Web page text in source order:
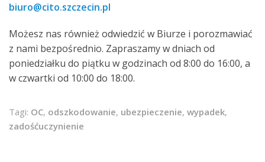
biuro@cito.szczecin.pl
Możesz nas również odwiedzić w Biurze i porozmawiać
z nami bezpośrednio. Zapraszamy w dniach od
poniedziałku do piątku w godzinach od 8:00 do 16:00, a
w czwartki od 10:00 do 18:00.
Tagi: OC, odszkodowanie, ubezpieczenie, wypadek,
zadośćuczynienie